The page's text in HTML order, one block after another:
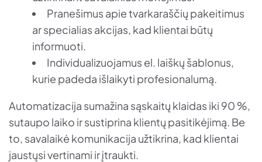
Pranešimus apie tvarkaraščių pakeitimus
ar specialias akcijas, kad klientai būtų
informuoti.
Individualizuojamus el. laiškų šablonus,
kurie padeda išlaikyti profesionalumą.
Automatizacija sumažina sąskaitų klaidas iki 90 %,
sutaupo laiko ir sustiprina klientų pasitikėjimą. Be
to, savalaikė komunikacija užtikrina, kad klientai
jaustųsi vertinami ir įtraukti.